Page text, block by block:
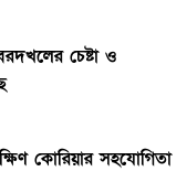
চেষ্টা ও
কোরিয়ার সহযোগিতা